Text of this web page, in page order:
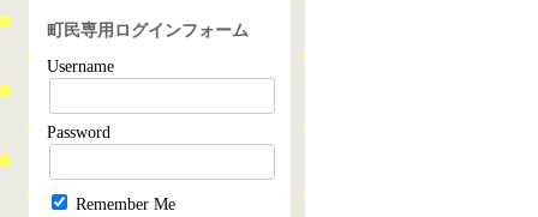
町民専用ログインフォーム
Username
Password
Remember Me